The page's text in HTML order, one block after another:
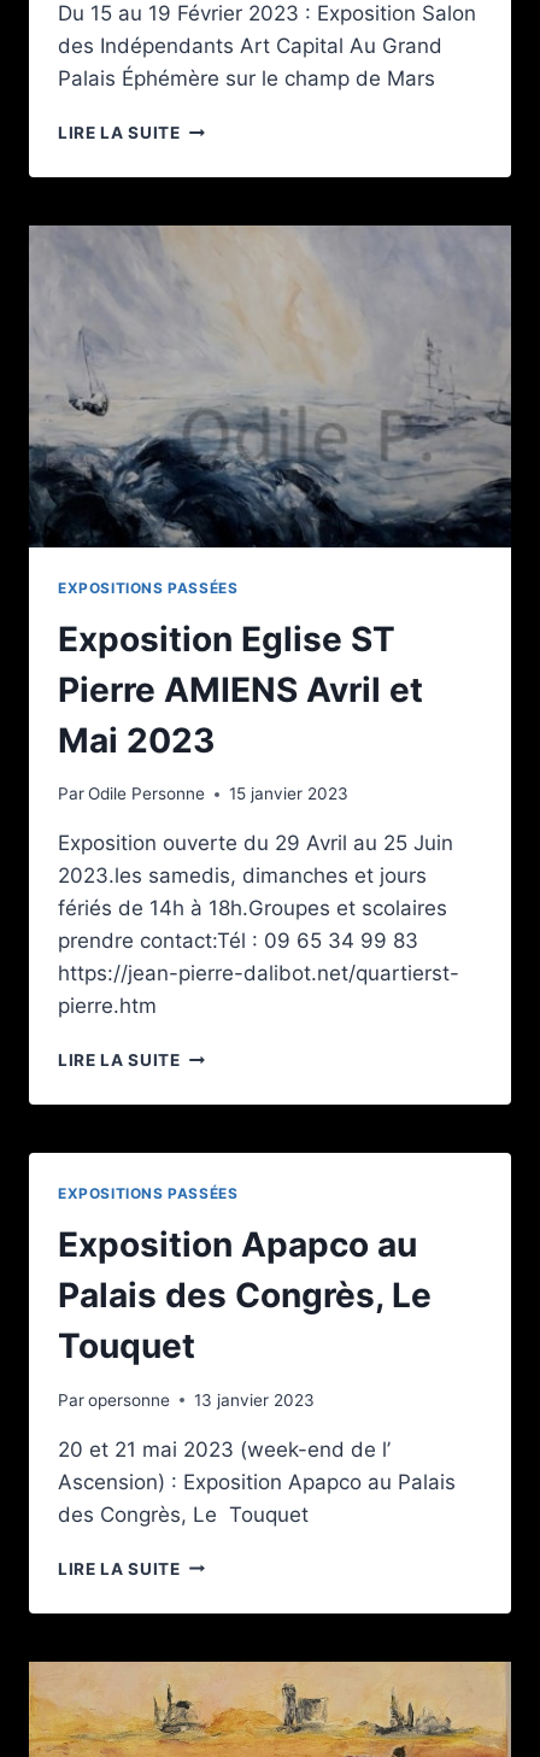
Du 15 au 19 Février 2023 : Exposition Salon
des Indépendants Art Capital Au Grand
Palais Éphémère sur le champ de Mars
LIRE LA SUITEEXPOSITION
DES
ART
PALAIS
DE
MARS
EXPOSITIONS PASSÉES
Exposition Eglise ST
Pierre AMIENS Avril et
Mai 2023
ParOdile Personne 15 janvier 2023
Exposition ouverte du 29 Avril au 25 Juin
2023.les samedis, dimanches et jours
fériés de 14h à 18h.Groupes et scolaires
prendre contact:Tél : 09 65 34 99 83
https://jean-pierre-dalibot.net/quartierst-
pierre.htm
LIRE LA SUITEEXPOSITION
ST
AMIENS
AVRIL
MAI
2023
EXPOSITIONS PASSÉES
Exposition Apapco au
Palais des Congrès, Le
Touquet
Paropersonne 13 janvier 2023
20 et 21 mai 2023 (week-end de l’
Ascension) : Exposition Apapco au Palais
des Congrès, Le Touquet
LIRE LA SUITEEXPOSITION APAPCO
PALAIS
CONGRÈS,
TOUQUET